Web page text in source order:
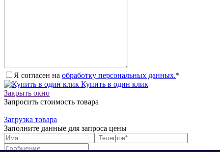
Я согласен на обработку персональных данных.*
Купить в один клик
Закрыть окно
Запросить стоимость товара
Загрузка товара
Заполните данные для запроса цены